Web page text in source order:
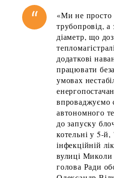
«Ми не просто
трубопровід,
діаметр, що
додаткові
працювати
умовах
впроваджуємо
автономного
до запуску
котельні у 5-й,
інфекційній
вулиці Миколи
голова Ради